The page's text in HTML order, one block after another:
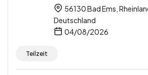
56130 Bad Ems,
Deutschland
04/08/2026
Teilzeit